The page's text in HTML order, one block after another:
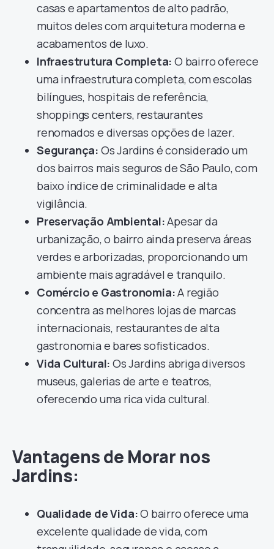
casas e apartamentos de alto padrão,
muitos deles com arquitetura moderna e
acabamentos de luxo.
Infraestrutura Completa: O bairro oferece
uma infraestrutura completa, com escolas
bilíngues, hospitais de referência,
shoppings centers, restaurantes
renomados e diversas opções de lazer.
Segurança: Os Jardins é considerado um
dos bairros mais seguros de São Paulo, com
baixo índice de criminalidade e alta
vigilância.
Preservação Ambiental:Apesar da
urbanização, o bairro ainda preserva áreas
verdes e arborizadas, proporcionando um
ambiente mais agradável e tranquilo.
Comércio e Gastronomia:A região
concentra as melhores lojas de marcas
internacionais, restaurantes de alta
gastronomia e bares sofisticados.
Vida Cultural: Os Jardins abriga diversos
museus, galerias de arte e teatros,
oferecendo uma rica vida cultural.
Vantagens de Morar nos
Jardins:
Qualidade de Vida:O bairro oferece uma
excelente qualidade de vida, com